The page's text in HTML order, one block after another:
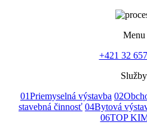
Menu
+421 32
Služby
01Priemyselná výstavba 02
stavebná činnosť 04Bytová
06TOP